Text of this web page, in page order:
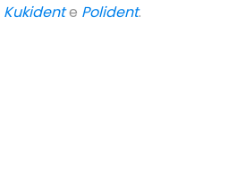
Kukidente Polident.